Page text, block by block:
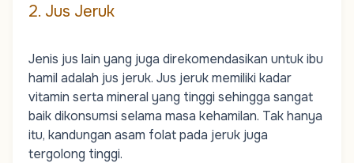
2. Jus Jeruk
Jenis jus lain yang juga direkomendasikan untuk ibu
hamil adalah jus jeruk. Jus jeruk memiliki kadar
vitamin serta mineral yang tinggi sehingga sangat
baik dikonsumsi selama masa kehamilan. Tak hanya
itu, kandungan asam folat pada jeruk juga
tergolong tinggi.